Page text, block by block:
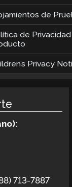
de
de
Privacy
713-7887